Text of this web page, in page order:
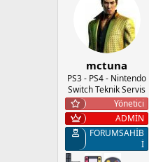
mctuna
PS3 - PS4 - Nintendo
Switch Teknik Servis
Yönetici
ADMİN
FORUMSAHİB
İ